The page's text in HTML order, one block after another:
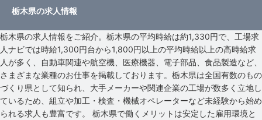
栃木県の求人情報
栃木県の求人情報をご紹介。栃木県の平均時給は約1,330円で、工場求
人ナビでは時給1,300円台から1,800円以上の平均時給以上の高時給求
人が多く、自動車関連や航空機、医療機器、電子部品、食品製造など、
さまざまな業種のお仕事を掲載しております。栃木県は全国有数のもの
づくり県として知られ、大手メーカーや関連企業の工場が数多く立地し
ているため、組立や加工・検査・機械オペレーターなど未経験から始め
られる求人も豊富です。 栃木県で働くメリットは安定した雇用環境と